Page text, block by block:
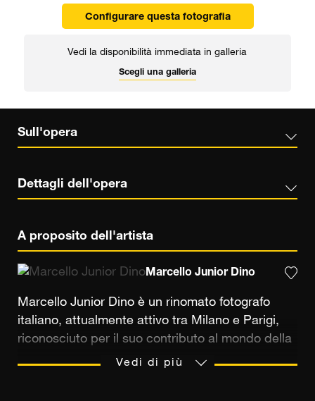
Configurare questa fotografia
Vedi la disponibilità immediata in galleria
Scegli una galleria
Sull'opera
Dettagli dell'opera
A proposito dell'artista
Marcello Junior Dino
Marcello Junior Dino è un rinomato fotografo
italiano, attualmente attivo tra Milano e Parigi,
riconosciuto per il suo contributo al mondo della
moda. Grazie al suo background nella direzione
Vedi di più